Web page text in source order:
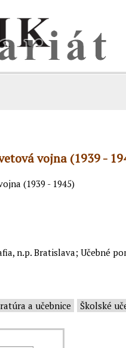
vojna (1939 -
(1939 - 1945)
n.p. Bratislava; Učebné
a učebnice Školské